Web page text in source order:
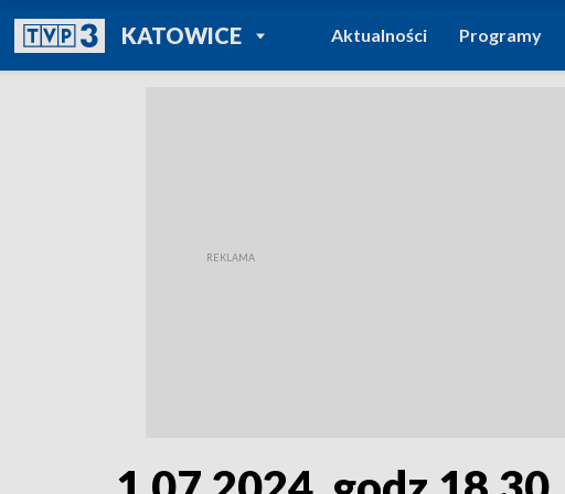
KATOWICEPOWRÓT DO
TVP REGIONY
Aktualności Programy